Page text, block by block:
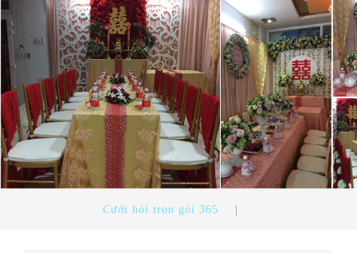
Cưới hỏi trọn gói 365